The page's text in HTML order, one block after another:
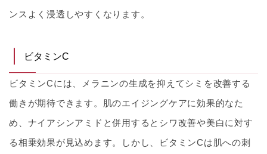
ンスよく浸透しやすくなります。
ビタミンC
ビタミンCには、メラニンの生成を抑えてシミを改善する
働きが期待できます。肌のエイジングケアに効果的なた
め、ナイアシンアミドと併用するとシワ改善や美白に対す
る相乗効果が見込めます。しかし、ビタミンCは肌への刺